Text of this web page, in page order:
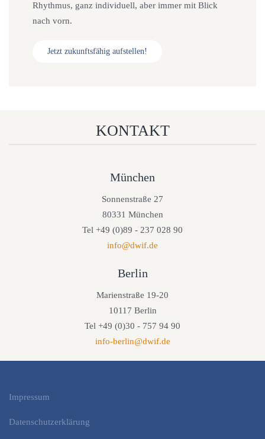
Rhythmus, ganz individuell, aber immer mit Blick
nach vorn.
Jetzt zukunftsfähig aufstellen!
KONTAKT
München
Sonnenstraße 27
80331 München
Tel +49 (0)89 - 237 028 90
info@dwif.de
Berlin
Marienstraße 19-20
10117 Berlin
Tel +49 (0)30 - 757 94 90
info-berlin@dwif.de
Impressum
Datenschutzerklärung